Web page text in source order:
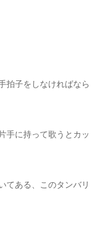
拍子をしなければなら
手に持って歌うとカッ
てある、このタンバリ